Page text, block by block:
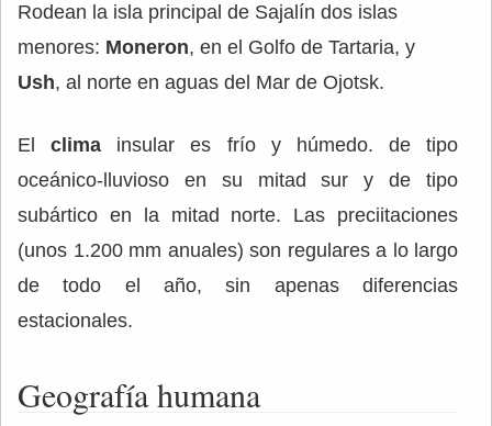
Rodean la isla principal de Sajalín dos islas
menores: Moneron, en el Golfo de Tartaria, y
Ush, al norte en aguas del Mar de Ojotsk.
Elclima insular es frío y húmedo. de tipo
oceánico-lluvioso en su mitad sur y de tipo
subártico en la mitad norte. Las preciitaciones
(unos 1.200 mm anuales) son regulares a lo largo
de todo el año, sin apenas diferencias
estacionales.
Geografía humana